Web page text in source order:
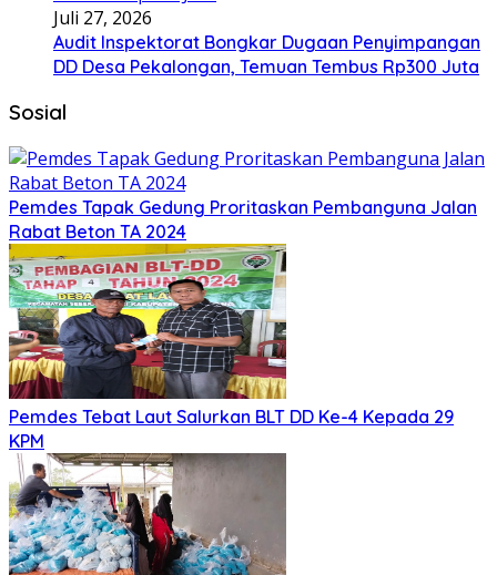
Juli 27, 2026
Audit Inspektorat Bongkar Dugaan Penyimpangan
DD Desa Pekalongan, Temuan Tembus Rp300 Juta
Sosial
Pemdes Tapak Gedung Proritaskan Pembanguna Jalan
Rabat Beton TA 2024
Pemdes Tebat Laut Salurkan BLT DD Ke-4 Kepada 29
KPM